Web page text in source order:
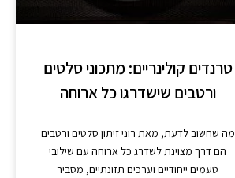
טרנדים קולינריים: מתכוני סלטים
ורטבים שישדרגו כל ארוחה
מה שחשוב לדעת, מאת רוני זיתון סלטים ורטבים
הם דרך מצוינת לשדרג כל ארוחה עם שילובי
טעמים ייחודיים וערכים תזונתיים, מסביר